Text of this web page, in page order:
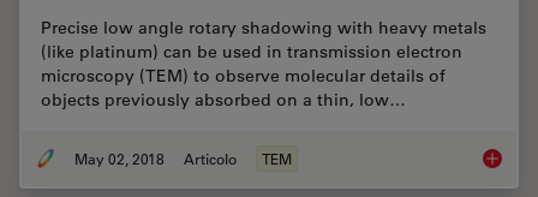
Precise low angle rotary shadowing with heavy metals
(like platinum) can be used in transmission electron
microscopy (TEM) to observe molecular details of
objects previously absorbed on a thin, low…
May 02, 2018 Articolo TEM